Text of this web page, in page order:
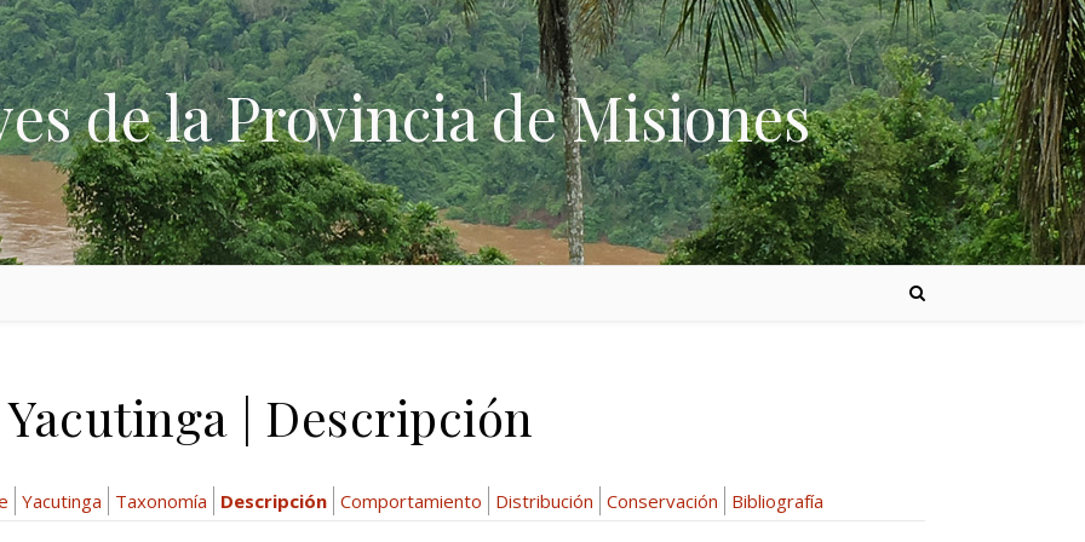
de la Provincia de Misiones
Yacutinga | Descripción
Yacutinga Taxonomía Descripción Comportamiento Distribución Conservación Bibliografía